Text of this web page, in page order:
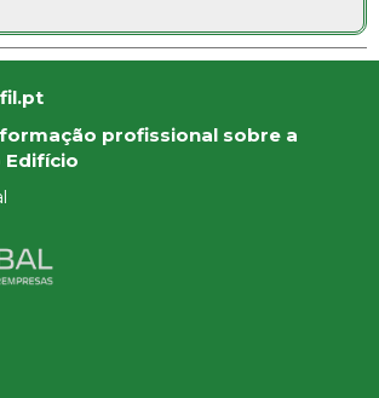
profissional sobre a
Edifício